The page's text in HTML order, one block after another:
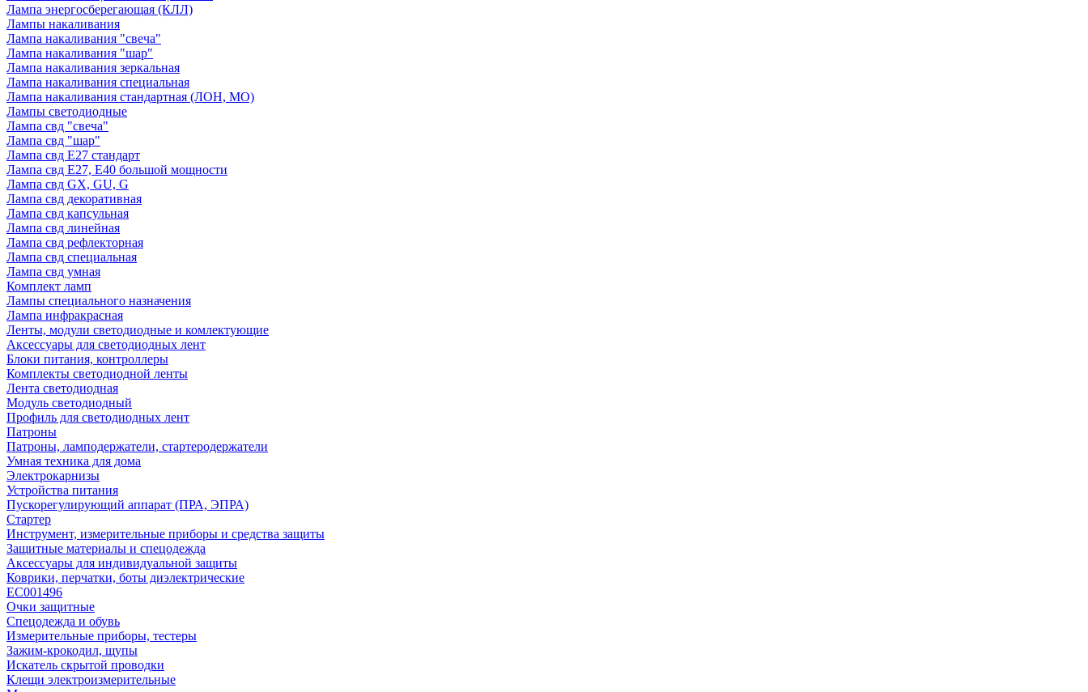
Лампа энергосберегающая (КЛЛ)
Лампы накаливания
Лампа накаливания "свеча"
Лампа накаливания "шар"
Лампа накаливания зеркальная
Лампа накаливания специальная
Лампа накаливания стандартная (ЛОН, МО)
Лампы светодиодные
Лампа свд "свеча"
Лампа свд "шар"
Лампа свд E27 стандарт
Лампа свд E27, Е40 большой мощности
Лампа свд GX, GU, G
Лампа свд декоративная
Лампа свд капсульная
Лампа свд линейная
Лампа свд рефлекторная
Лампа свд специальная
Лампа свд умная
Комплект ламп
Лампы специального назначения
Лампа инфракрасная
Ленты, модули светодиодные и комлектующие
Аксессуары для светодиодных лент
Блоки питания, контроллеры
Комплекты светодиодной ленты
Лента светодиодная
Модуль светодиодный
Профиль для светодиодных лент
Патроны
Патроны, ламподержатели, стартеродержатели
Умная техника для дома
Электрокарнизы
Устройства питания
Пускорегулирующий аппарат (ПРА, ЭПРА)
Стартер
Инструмент, измерительные приборы и средства защиты
Защитные материалы и спецодежда
Аксессуары для индивидуальной защиты
Коврики, перчатки, боты диэлектрические
EC001496
Очки защитные
Спецодежда и обувь
Измерительные приборы, тестеры
Зажим-крокодил, щупы
Искатель скрытой проводки
Клещи электроизмерительные